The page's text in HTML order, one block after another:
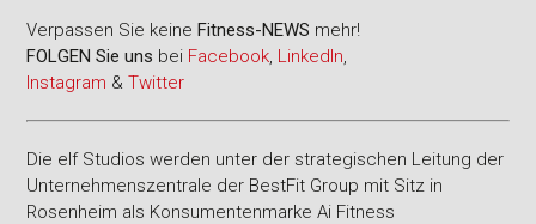
Verpassen Sie keineFitness-NEWS mehr!
FOLGEN Sie uns bei Facebook, LinkedIn,
Instagram &Twitter
Die elf Studios werden unter der strategischen Leitung der
Unternehmenszentrale der BestFit Group mit Sitz in
Rosenheim als Konsumentenmarke Ai Fitness